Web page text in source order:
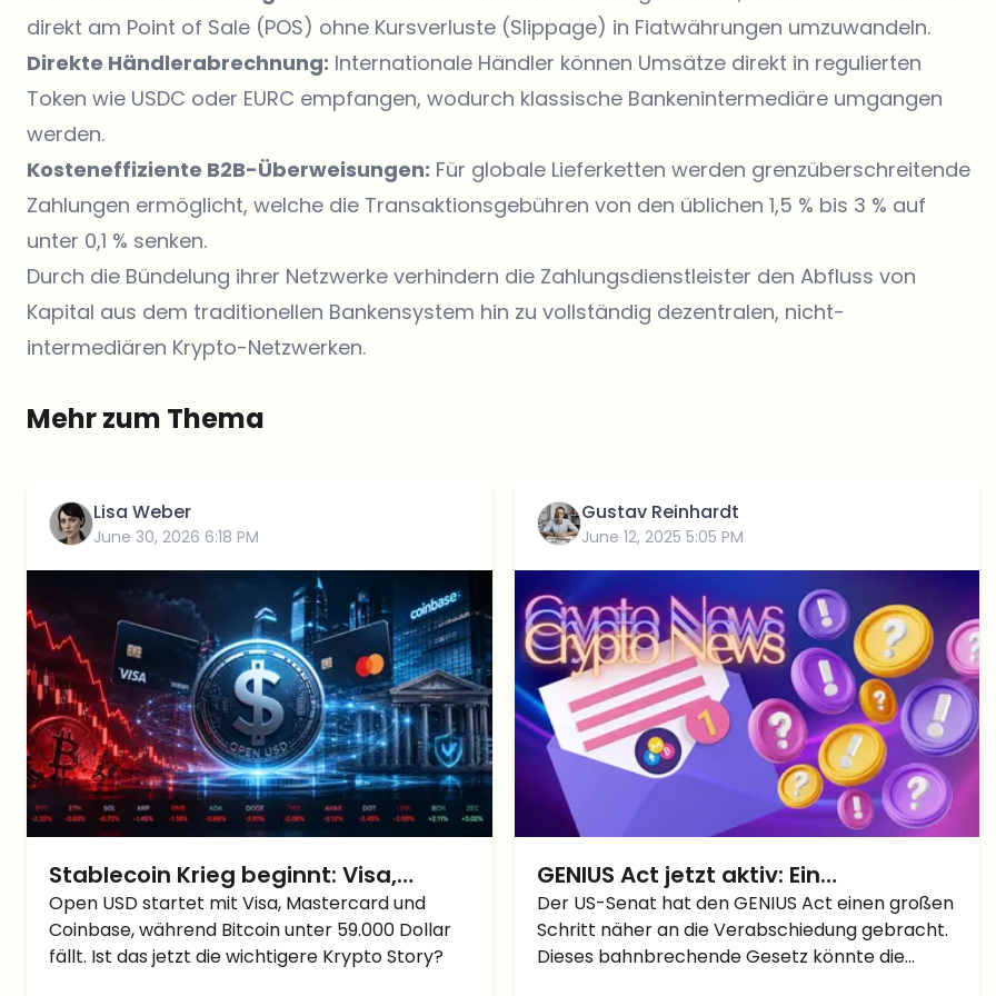
direkt am Point of Sale (POS) ohne Kursverluste (Slippage) in Fiatwährungen umzuwandeln.
Direkte Händlerabrechnung: Internationale Händler können Umsätze direkt in regulierten
Token wie USDC oder EURC empfangen, wodurch klassische Bankenintermediäre umgangen
werden.
Kosteneffiziente B2B-Überweisungen: Für globale Lieferketten werden grenzüberschreitende
Zahlungen ermöglicht, welche die Transaktionsgebühren von den üblichen 1,5 % bis 3 % auf
unter 0,1 % senken.
Durch die Bündelung ihrer Netzwerke verhindern die Zahlungsdienstleister den Abfluss von
Kapital aus dem traditionellen Bankensystem hin zu vollständig dezentralen, nicht-
intermediären Krypto-Netzwerken.
Mehr zum Thema
Lisa Weber
June 30, 2026 6:18 PM
Stablecoin Krieg beginnt: Visa,
Mastercard und Coinbase starten
Open USD, während Bitcoin crasht
Open USD startet mit Visa, Mastercard und
Coinbase, während Bitcoin unter 59.000 Dollar
fällt. Ist das jetzt die wichtigere Krypto Story?
Gustav Reinhardt
June 12, 2025 5:05 PM
GENIUS Act jetzt aktiv: Ein
Wendepunkt für die
Kryptoregulation und Stablecoins?
Der US-Senat hat den GENIUS Act einen großen
Schritt näher an die Verabschiedung gebracht.
Dieses bahnbrechende Gesetz könnte die